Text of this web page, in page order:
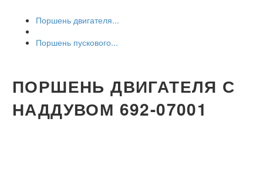
Поршень двигателя...
Поршень пускового...
ПОРШЕНЬ ДВИГАТЕЛЯ С
НАДДУВОМ 692-07001